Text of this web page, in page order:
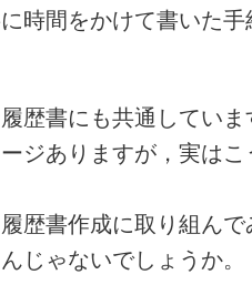
時間をかけて書いた
歴書にも共通してい
ジありますが，実は
歴書作成に取り組ん
じゃないでしょうか。